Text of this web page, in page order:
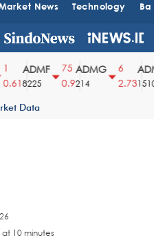
News Technology
ADMF
8225
75
0.9
ADMG
214
2.731510
Data
10 minutes